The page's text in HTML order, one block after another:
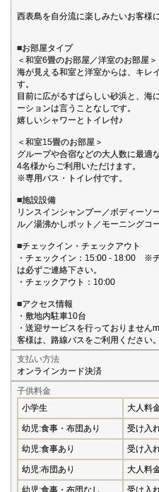
西表島を自分流に楽しみたいお客様
■お部屋タイプ
＜和室6畳のお部屋／洋室のお部屋＞
海が見える和室と洋室からは、キレ
す。
目前に広がるすばらしい砂浜と、海
ーションは言うことなしです。
嬉しいシャワーとトイレ付♪
＜和室15畳のお部屋＞
グループや合宿などの大人数に最適
4名様からご利用いただけます。
※専用バス・トイレ付です。
■施設設備
リンスインシャンプー／ボディーソ
ル／湯沸かしポット／モーニングコ
■チェックイン・チェックアウト
・チェックイン：15:00 - 18:00 ※
は必ずご連絡下さい。
・チェックアウト：10:00
■アクセス情報
・敷地内駐車10台
・送迎サービスを行っておりませ
客様は、路線バスをご利用ください。
支払い方法
オンラインカード決済
子供料金
小学生
大人料
幼児:食事・布団あり 受け入
幼児:食事あり 受け入
幼児:布団あり 大人料
幼児:食事・布団なし 受け入